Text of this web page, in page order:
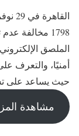
1798 مخالفة
الملصق
أمنيًا، والتعرف
حيث يساعد على
مشاهدة